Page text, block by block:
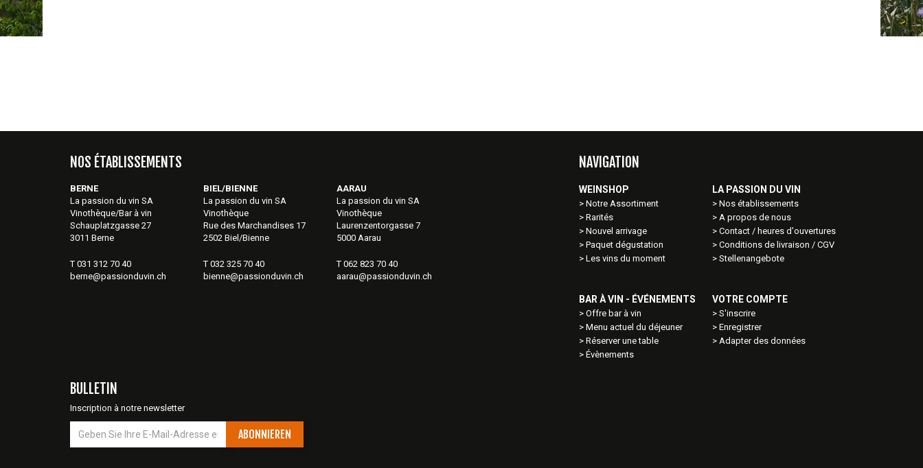
NOS ÉTABLISSEMENTS
BERNE
La passion du vin SA
Vinothèque/Bar à vin
Schauplatzgasse 27
3011 Berne
T 031 312 70 40
berne@passionduvin.ch
BIEL/BIENNE
La passion du vin SA
Vinothèque
Rue des Marchandises 17
2502 Biel/Bienne
T 032 325 70 40
bienne@passionduvin.ch
AARAU
La passion du vin SA
Vinothèque
Laurenzentorgasse 7
5000 Aarau
T 062 823 70 40
aarau@passionduvin.ch
NAVIGATION
WEINSHOP
Notre Assortiment
Rarités
Nouvel arrivage
Paquet dégustation
Les vins du moment
BAR À VIN - ÉVÉNEMENTS
Offre bar à vin
Menu actuel du déjeuner
Réserver une table
Évènements
LA PASSION DU VIN
Nos établissements
A propos de nous
Contact / heures d'ouvertures
Conditions de livraison / CGV
Stellenangebote
VOTRE COMPTE
S'inscrire
Enregistrer
Adapter des données
BULLETIN
Inscription à notre newsletter
ABONNIEREN